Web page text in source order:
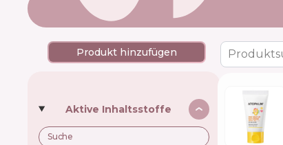
Produkt hinzufügen
Aktive Inhaltsstoffe